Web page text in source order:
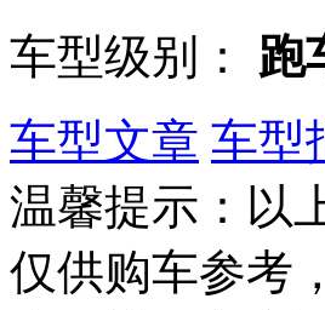
车型级别：
跑
车型文章 车型
温馨提示：以
仅供购车参考